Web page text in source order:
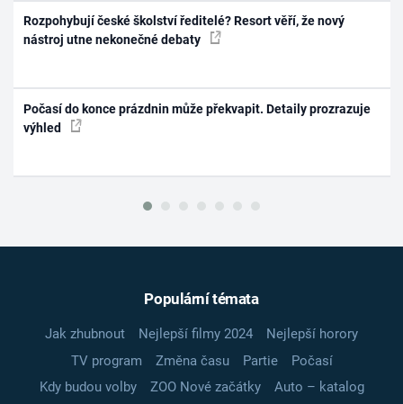
Rozpohybují české školství ředitelé? Resort věří, že nový
nástroj utne nekonečné debaty
Počasí do konce prázdnin může překvapit. Detaily prozrazuje
výhled
Populární témata
Jak zhubnout Nejlepší filmy 2024
Nejlepší horory
TV program
Změna času Partie
Počasí
Kdy budou volby
ZOO Nové začátky
Auto – katalog